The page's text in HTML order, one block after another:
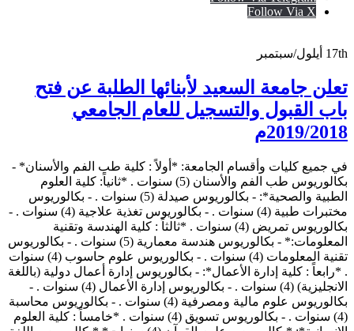
Follow Via X
17th أيلول/سبتمبر
تعلن جامعة السعيد لأبنائها الطلبة عن فتح
باب القبول والتسجيل للعام الجامعي
2019/2018م
في جميع كليات وأقسام الجامعة: *أولاً : كلية طب الفم والأسنان* -
بكالوريوس طب الفم والأسنان (5) سنوات . *ثانياً: كلية العلوم
الطبية والصحية*: - بكالوريوس صيدلة (5) سنوات . - بكالوريوس
مختبرات طبية (4) سنوات . - بكالوريوس تغذية علاجية (4) سنوات . -
بكالوريوس تمريض (4) سنوات . *ثالثاً : كلية الهندسة وتقنية
المعلومات:* - بكالوريوس هندسة معمارية (5) سنوات . - بكالوريوس
تقنية المعلومات (4) سنوات . - بكالوريوس علوم حاسوب (4) سنوات
. *رابعاً : كلية إدارة الأعمال*: - بكالوريوس إدارة أعمال دولية (باللغة
الانجليزية) (4) سنوات . - بكالوريوس إدارة الأعمال (4) سنوات . -
بكالوريوس علوم مالية ومصرفية (4) سنوات . - بكالوريوس محاسبة
(4) سنوات . - بكالوريوس تسويق (4) سنوات . *خامساً : كلية العلوم